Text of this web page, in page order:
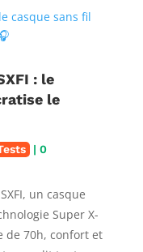
: le
le
| 0
un casque
Super X-
de 70h, confort et